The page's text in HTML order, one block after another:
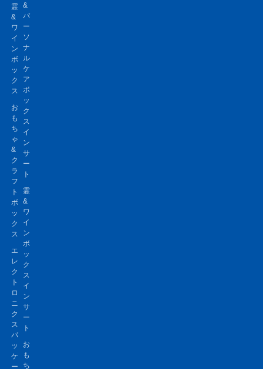
霊
&
ワ
イ
ン
ボ
ッ
ク
ス
お
も
ち
ゃ
&
ク
ラ
フ
ト
ボ
ッ
ク
ス
エ
レ
ク
ト
ロ
ニ
ク
ス
パ
ッ
ケ
ー
&
パ
ー
ソ
ナ
ル
ケ
ア
ボ
ッ
ク
ス
イ
ン
サ
ー
ト
霊
&
ワ
イ
ン
ボ
ッ
ク
ス
イ
ン
サ
ー
ト
お
も
ち